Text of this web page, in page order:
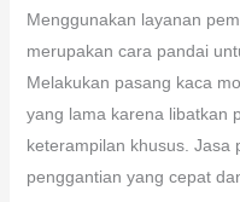
Menggunakan layanan
merupakan cara pandai
Melakukan pasang kaca
yang lama karena libatkan
keterampilan khusus. Jasa
penggantian yang cepat